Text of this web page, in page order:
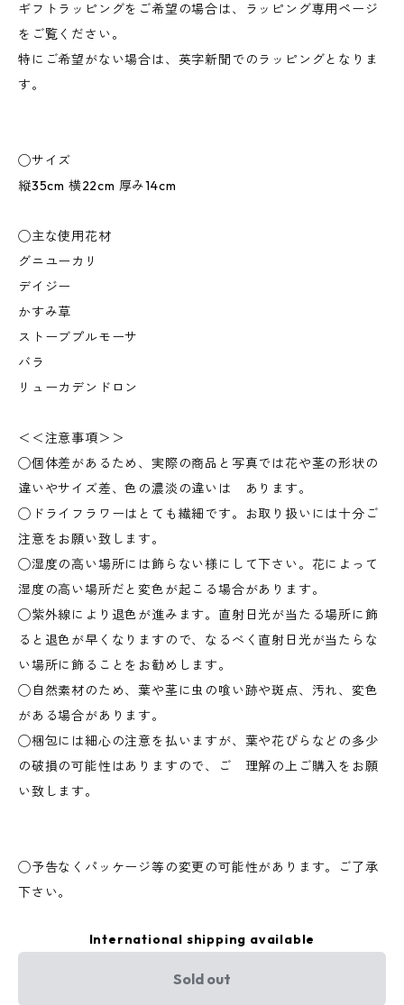
ギフトラッピングをご希望の場合は、ラッピング専用ページ
をご覧ください。
特にご希望がない場合は、英字新聞でのラッピングとなりま
す。
◯サイズ
縦35cm 横22cm 厚み14cm
◯主な使用花材
グニユーカリ
デイジー
かすみ草
ストーブプルモーサ
バラ
リューカデンドロン
＜＜注意事項＞＞
◯個体差があるため、実際の商品と写真では花や茎の形状の
違いやサイズ差、色の濃淡の違いは あります。
◯ドライフラワーはとても繊細です。お取り扱いには十分ご
注意をお願い致します。
◯湿度の高い場所には飾らない様にして下さい。花によって
湿度の高い場所だと変色が起こる場合があります。
◯紫外線により退色が進みます。直射日光が当たる場所に飾
ると退色が早くなりますので、なるべく直射日光が当たらな
い場所に飾ることをお勧めします。
◯自然素材のため、葉や茎に虫の喰い跡や斑点、汚れ、変色
がある場合があります。
◯梱包には細心の注意を払いますが、葉や花びらなどの多少
の破損の可能性はありますので、ご 理解の上ご購入をお願
い致します。
◯予告なくパッケージ等の変更の可能性があります。ご了承
下さい。
International shipping available
Sold out